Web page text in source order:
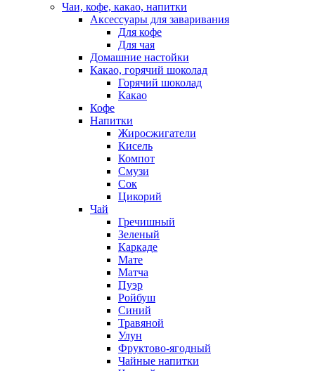
Чаи, кофе, какао, напитки
Аксессуары для заваривания
Для кофе
Для чая
Домашние настойки
Какао, горячий шоколад
Горячий шоколад
Какао
Кофе
Напитки
Жиросжигатели
Кисель
Компот
Смузи
Сок
Цикорий
Чай
Гречишный
Зеленый
Каркаде
Мате
Матча
Пуэр
Ройбуш
Синий
Травяной
Улун
Фруктово-ягодный
Чайные напитки